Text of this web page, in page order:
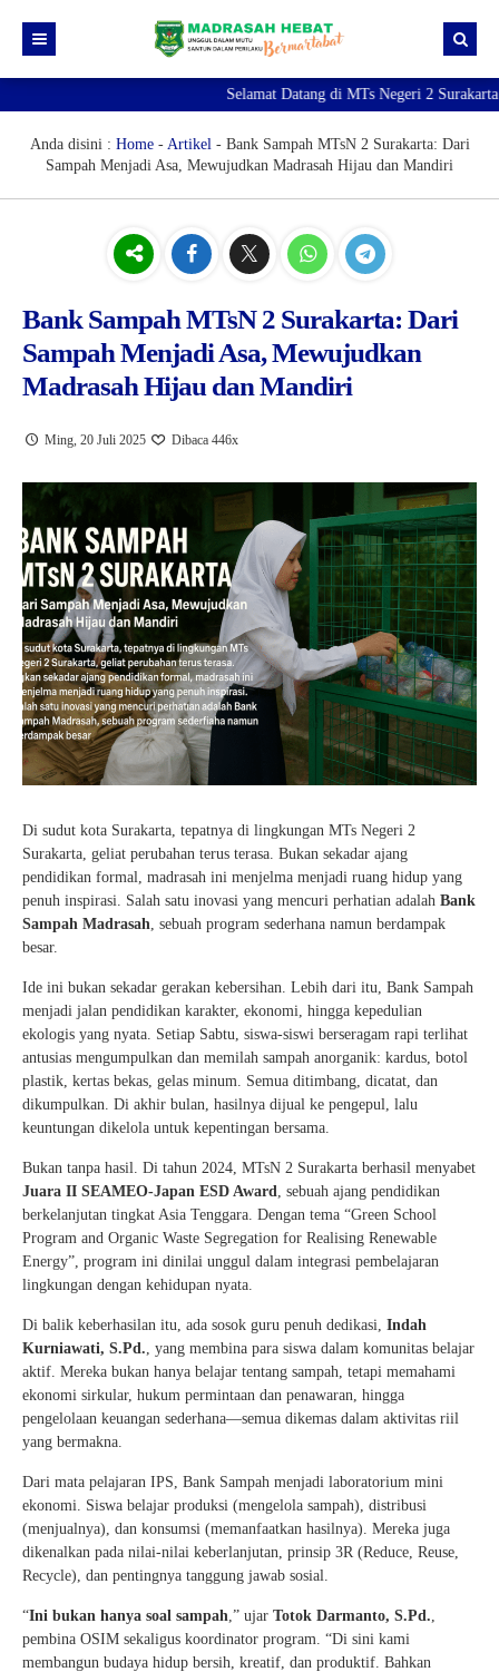
Berita
Sejarah Madrasah
Struktur Organisasi
Guru & Tendik
Raport Digital Madrasah
Simpatika
Online CBT
Kesiswaan
Ekstrakurikuler
PMBM 2026/2027
Brosur PMBM
Video Tutorial Pendaftaran
Link Pendaftaran
Kartu Tes PMBM
Selamat Datang di MTs Negeri 2 Surakarta
Anda disini : Home- Artikel- Bank Sampah MTsN 2 Surakarta: Dari
Sampah Menjadi Asa, Mewujudkan Madrasah Hijau dan Mandiri
Bank Sampah MTsN 2 Surakarta: Dari
Sampah Menjadi Asa, Mewujudkan
Madrasah Hijau dan Mandiri
Ming, 20 Juli 2025 Dibaca 446x
Di sudut kota Surakarta, tepatnya di lingkungan MTs Negeri 2
Surakarta, geliat perubahan terus terasa. Bukan sekadar ajang
pendidikan formal, madrasah ini menjelma menjadi ruang hidup yang
penuh inspirasi. Salah satu inovasi yang mencuri perhatian adalah Bank
Sampah Madrasah , sebuah program sederhana namun berdampak
besar.
Ide ini bukan sekadar gerakan kebersihan. Lebih dari itu, Bank Sampah
menjadi jalan pendidikan karakter, ekonomi, hingga kepedulian
ekologis yang nyata. Setiap Sabtu, siswa-siswi berseragam rapi terlihat
antusias mengumpulkan dan memilah sampah anorganik: kardus, botol
plastik, kertas bekas, gelas minum. Semua ditimbang, dicatat, dan
dikumpulkan. Di akhir bulan, hasilnya dijual ke pengepul, lalu
keuntungan dikelola untuk kepentingan bersama.
Bukan tanpa hasil. Di tahun 2024, MTsN 2 Surakarta berhasil menyabet
Juara II SEAMEO-Japan ESD Award
, sebuah ajang pendidikan
berkelanjutan tingkat Asia Tenggara. Dengan tema “Green School
Program and Organic Waste Segregation for Realising Renewable
Energy”, program ini dinilai unggul dalam integrasi pembelajaran
lingkungan dengan kehidupan nyata.
Di balik keberhasilan itu, ada sosok guru penuh dedikasi, Indah
Kurniawati, S.Pd. , yang membina para siswa dalam komunitas belajar
aktif. Mereka bukan hanya belajar tentang sampah, tetapi memahami
ekonomi sirkular, hukum permintaan dan penawaran, hingga
pengelolaan keuangan sederhana—semua dikemas dalam aktivitas riil
yang bermakna.
Dari mata pelajaran IPS, Bank Sampah menjadi laboratorium mini
ekonomi. Siswa belajar produksi (mengelola sampah), distribusi
(menjualnya), dan konsumsi (memanfaatkan hasilnya). Mereka juga
dikenalkan pada nilai-nilai keberlanjutan, prinsip 3R (Reduce, Reuse,
Recycle), dan pentingnya tanggung jawab sosial.
“Ini bukan hanya soal sampah ,” ujar Totok Darmanto, S.Pd.
pembina OSIM sekaligus koordinator program. “Di sini kami
membangun budaya hidup bersih, kreatif, dan produktif. Bahkan